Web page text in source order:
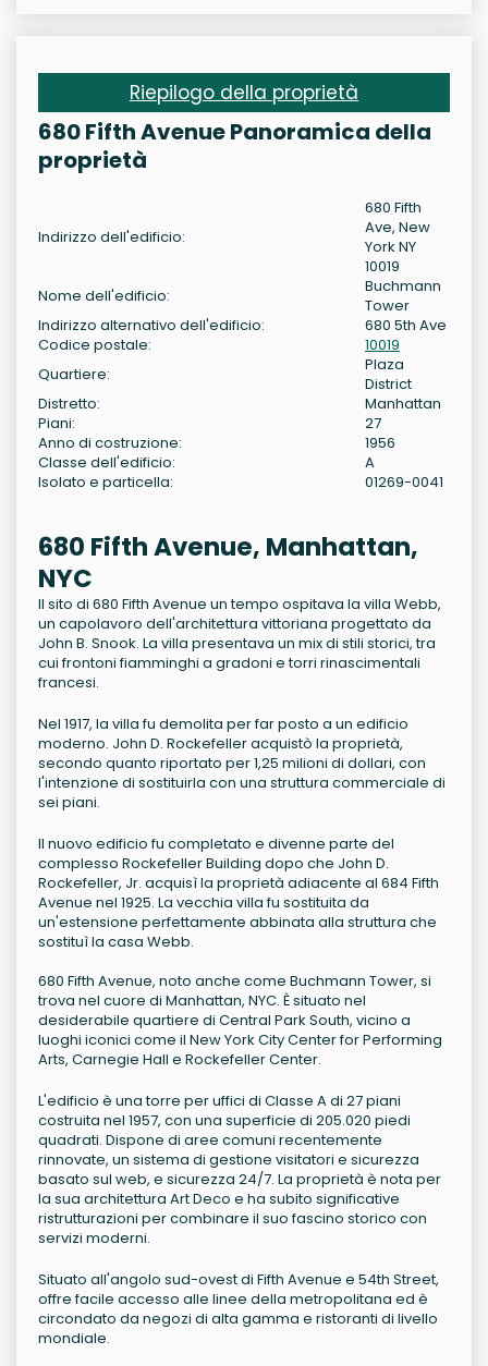
Riepilogo della proprietà
680 Fifth Avenue Panoramica della
proprietà
Indirizzo dell'edificio:
680 Fifth
Ave, New
York NY
10019
Nome dell'edificio:
Buchmann
Tower
Indirizzo alternativo dell'edificio:
680 5th Ave
Codice postale:
10019
Quartiere:
Plaza
District
Distretto:
Manhattan
Piani:
27
Anno di costruzione:
1956
Classe dell'edificio:
A
Isolato e particella:
01269-0041
680 Fifth Avenue, Manhattan,
NYC
Il sito di 680 Fifth Avenue un tempo ospitava la villa Webb,
un capolavoro dell'architettura vittoriana progettato da
John B. Snook. La villa presentava un mix di stili storici, tra
cui frontoni fiamminghi a gradoni e torri rinascimentali
francesi.
Nel 1917, la villa fu demolita per far posto a un edificio
moderno. John D. Rockefeller acquistò la proprietà,
secondo quanto riportato per 1,25 milioni di dollari, con
l'intenzione di sostituirla con una struttura commerciale di
sei piani.
Il nuovo edificio fu completato e divenne parte del
complesso Rockefeller Building dopo che John D.
Rockefeller, Jr. acquisì la proprietà adiacente al 684 Fifth
Avenue nel 1925. La vecchia villa fu sostituita da
un'estensione perfettamente abbinata alla struttura che
sostituì la casa Webb.
680 Fifth Avenue, noto anche come Buchmann Tower, si
trova nel cuore di Manhattan, NYC. È situato nel
desiderabile quartiere di Central Park South, vicino a
luoghi iconici come il New York City Center for Performing
Arts, Carnegie Hall e Rockefeller Center.
L'edificio è una torre per uffici di Classe A di 27 piani
costruita nel 1957, con una superficie di 205.020 piedi
quadrati. Dispone di aree comuni recentemente
rinnovate, un sistema di gestione visitatori e sicurezza
basato sul web, e sicurezza 24/7. La proprietà è nota per
la sua architettura Art Deco e ha subito significative
ristrutturazioni per combinare il suo fascino storico con
servizi moderni.
Situato all'angolo sud-ovest di Fifth Avenue e 54th Street,
offre facile accesso alle linee della metropolitana ed è
circondato da negozi di alta gamma e ristoranti di livello
mondiale.